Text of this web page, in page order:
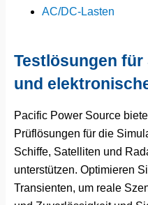
AC/DC-Lasten
Testlösungen für
und
Pacific Power Source
Prüflösungen für die
Schiffe, Satelliten und
unterstützen. Optimieren
Transienten, um reale